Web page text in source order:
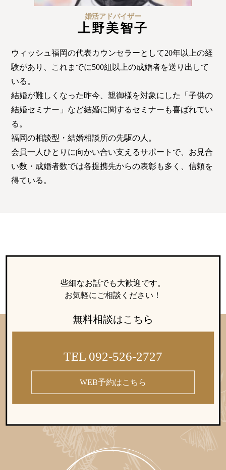
会社概要 プライバシーポリシー
て
婚活アドバイザー
上野美智子
ウィッシュ福岡の代表カウンセラーとして20年以上の経
験があり、これまでに500組以上の成婚者を送り出して
いる。
結婚が難しくなった昨今、親御様を対象にした「子供の
結婚セミナー」など結婚に関するセミナーも喜ばれてい
る。
福岡の相談型・結婚相談所の先駆の人。
会員一人ひとりに向かい合い支えるサポートで、お見合
い数・成婚者数では各提携先からの表彰も多く、信頼を
得ている。
些細なお話でも大歓迎です。
お気軽にご相談ください！
無料相談はこちら
TEL 092-526-2727
WEB予約はこちら